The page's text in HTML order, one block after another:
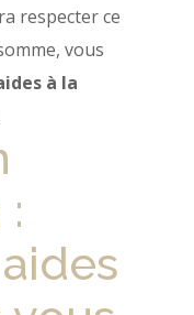
respecter ce
vous
à la